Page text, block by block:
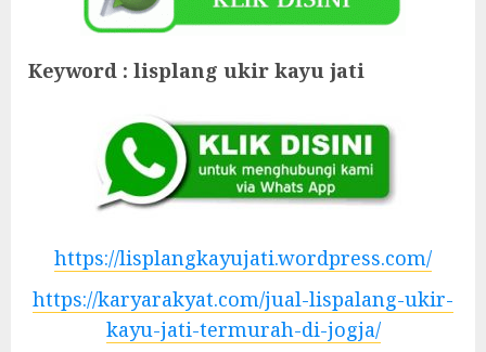
Keyword : lisplang ukir kayu jati
https://lisplangkayujati.wordpress.com/
https://karyarakyat.com/jual-lispalang-ukir-
kayu-jati-termurah-di-jogja/